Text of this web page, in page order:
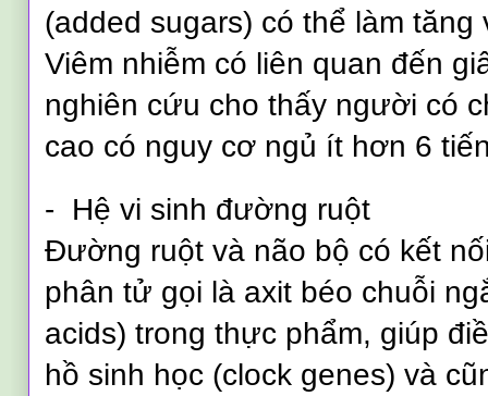
(added sugars) có thể làm tăng
Viêm nhiễm có liên quan đến
nghiên cứu cho thấy người có
cao có nguy cơ ngủ ít hơn 6
- Hệ vi sinh đường ruột
Đường ruột và não bộ có kết
phân tử gọi là axit béo chuỗi
acids) trong thực phẩm, giúp
hồ sinh học (clock genes) và